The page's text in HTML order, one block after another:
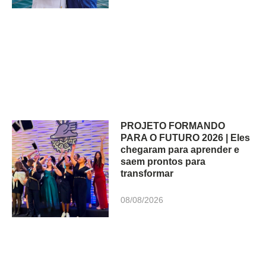
PROJETO FORMANDO
PARA O FUTURO 2026 | Eles
chegaram para aprender e
saem prontos para
transformar
08/08/2026